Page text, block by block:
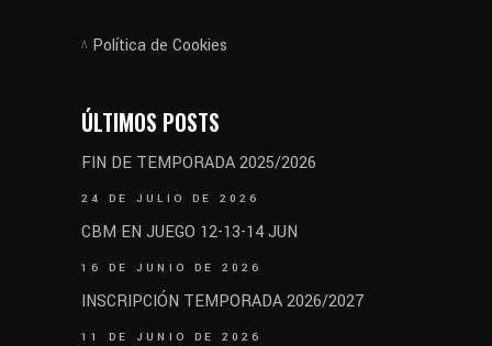
Política de Cookies
ÚLTIMOS POSTS
FIN DE TEMPORADA 2025/2026
24 DE JULIO DE 2026
CBM EN JUEGO 12-13-14 JUN
16 DE JUNIO DE 2026
INSCRIPCIÓN TEMPORADA 2026/2027
11 DE JUNIO DE 2026